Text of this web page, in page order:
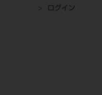
ログイン